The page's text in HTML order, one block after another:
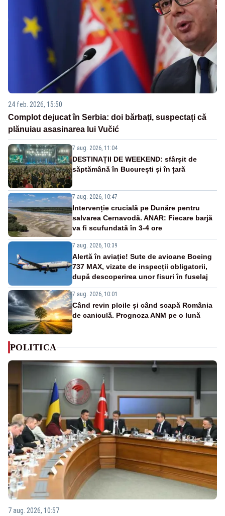
24 feb. 2026, 15:50
Complot dejucat în Serbia: doi bărbați, suspectați că
plănuiau asasinarea lui Vučić
7 aug. 2026, 11:04
DESTINAȚII DE WEEKEND: sfârșit de
săptămână în București și în țară
7 aug. 2026, 10:47
Intervenție crucială pe Dunăre pentru
salvarea Cernavodă. ANAR: Fiecare barjă
va fi scufundată în 3-4 ore
7 aug. 2026, 10:39
Alertă în aviație! Sute de avioane Boeing
737 MAX, vizate de inspecții obligatorii,
după descoperirea unor fisuri în fuselaj
7 aug. 2026, 10:01
Când revin ploile și când scapă România
de caniculă. Prognoza ANM pe o lună
POLITICA
7 aug. 2026, 10:57